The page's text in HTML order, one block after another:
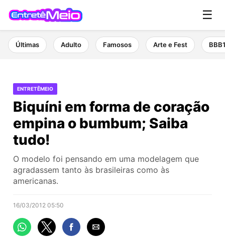
☰
Últimas Adulto Famosos Arte e Fest
ENTRETÊMEIO
Biquíni em forma de coração
empina o bumbum; Saiba
tudo!
O modelo foi pensando em uma modelagem que
agradassem tanto às brasileiras como às
americanas.
16/03/2012 05:50